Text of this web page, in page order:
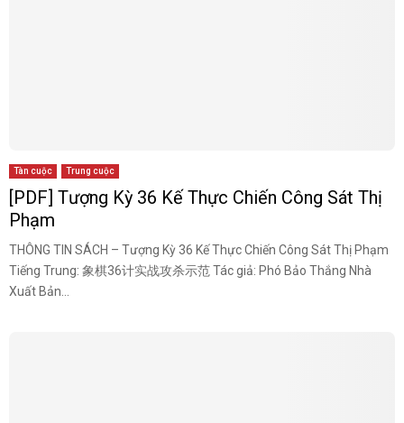
Tàn cuộc Trung cuộc
[PDF] Tượng Kỳ 36 Kế Thực Chiến Công Sát Thị
Phạm
THÔNG TIN SÁCH – Tượng Kỳ 36 Kế Thực Chiến Công Sát Thị Phạm
Tiếng Trung: 象棋36计实战攻杀示范 Tác giả: Phó Bảo Thắng Nhà
Xuất Bản...